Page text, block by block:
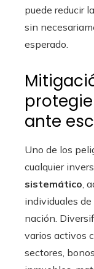
puede reducir
sin
esperado.
ante
Uno de los
cualquier
sistemático,
individuales
nación.
varios activos
sectores,